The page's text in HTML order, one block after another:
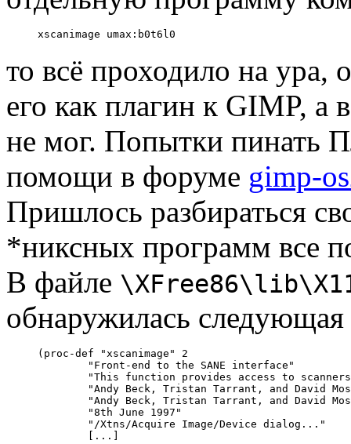
то всё проходило на ура,
его как плагин к GIMP, а
не мог. Попытки пинать
помощи в форуме gimp-
Пришлось разбираться
*никсных программ все
В файле
обнаружилась следующая
(proc-def "xscanimage" 2
        "Front-end to the SANE interface"
"This function provides access to
"Andy Beck, Tristan Tarrant, and David
"Andy Beck, Tristan Tarrant, and David
        "8th June 1997"
        "
/Xtns/Acquire Image/Device dialog..."